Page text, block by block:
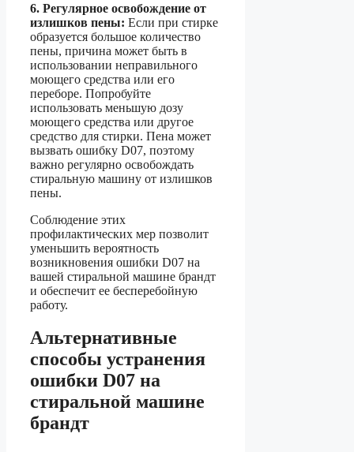
6. Регулярное освобождение от
излишков пены: Если при стирке
образуется большое количество
пены, причина может быть в
использовании неправильного
моющего средства или его
переборе. Попробуйте
использовать меньшую дозу
моющего средства или другое
средство для стирки. Пена может
вызвать ошибку D07, поэтому
важно регулярно освобождать
стиральную машину от излишков
пены.
Соблюдение этих
профилактических мер позволит
уменьшить вероятность
возникновения ошибки D07 на
вашей стиральной машине брандт
и обеспечит ее бесперебойную
работу.
Альтернативные
способы устранения
ошибки D07 на
стиральной машине
брандт